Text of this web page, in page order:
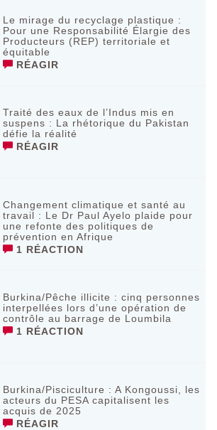
Le mirage du recyclage plastique :
Pour une Responsabilité Élargie des
Producteurs (REP) territoriale et
équitable
RÉAGIR
Traité des eaux de l’Indus mis en
suspens : La rhétorique du Pakistan
défie la réalité
RÉAGIR
Changement climatique et santé au
travail : Le Dr Paul Ayelo plaide pour
une refonte des politiques de
prévention en Afrique
1 RÉACTION
Burkina/Pêche illicite : cinq personnes
interpellées lors d’une opération de
contrôle au barrage de Loumbila
1 RÉACTION
Burkina/Pisciculture : A Kongoussi, les
acteurs du PESA capitalisent les
acquis de 2025
RÉAGIR